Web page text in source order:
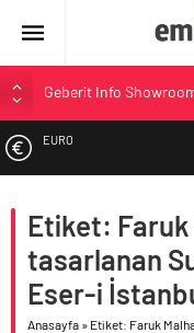
ağırladı
Çimko, stratejik
Kalyon İnşaat imzası
Filli Boya geleceğin
kazandırıyor
Tosyalı’nın döngüsel
yüksek performanslı
EURO
DOLAR
Etiket: Faruk
tasarlanan
Eser-i
Anasayfa » Etiket: Faruk